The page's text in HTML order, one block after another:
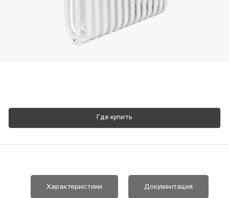
Пн-Пт, 9:00—18:00
Где купить
Характеристики Документация